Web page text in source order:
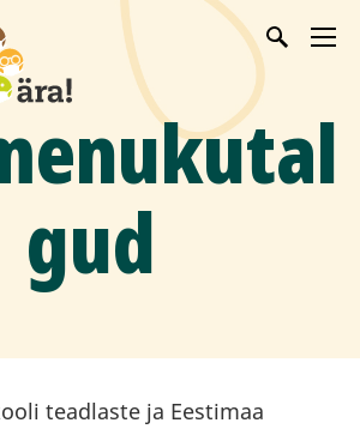
gud
teadlaste ja Eestimaa